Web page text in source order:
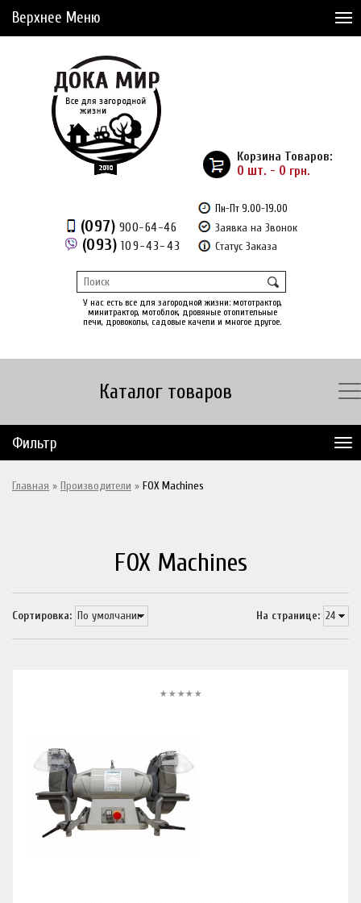
Верхнее Меню
Доставка и Оплата
Рассрочка
Доставка из Америки
Отложенные товары (0)
(097) 900-64-46
(093) 109-43-43
Пн-Пт 9.00-19.00
Заявка на Звонок
Статус Заказа
У нас есть все для загородной жизни: мототрактор,
минитрактор, мотоблок, дровяные отопительные
печи, дровоколы, садовые качели и многое другое.
Корзина Товаров:
0 шт. - 0 грн.
Каталог товаров
Фильтр
Главная » Производители » FOX Machines
FOX Machines
На странице:
Сортировка: